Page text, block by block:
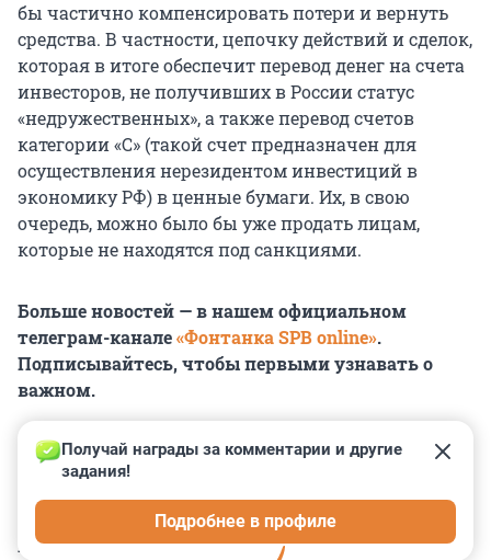
бы частично компенсировать потери и вернуть
средства. В частности, цепочку действий и сделок,
которая в итоге обеспечит перевод денег на счета
инвесторов, не получивших в России статус
«недружественных», а также перевод счетов
категории «С» (такой счет предназначен для
осуществления нерезидентом инвестиций в
экономику РФ) в ценные бумаги. Их, в свою
очередь, можно было бы уже продать лицам,
которые не находятся под санкциями.
Больше новостей — в нашем официальном
телеграм-канале«Фонтанка SPB online».
Подписывайтесь, чтобы первыми узнавать о
важном.
КОММЕНТАРИИ 25
Получай награды за комментарии и другие
задания!
Подробнее в профиле